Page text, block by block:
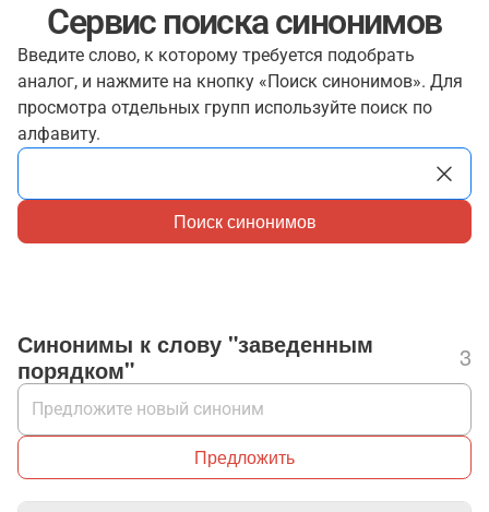
Сервис поиска синонимов
Введите слово, к которому требуется подобрать
аналог, и нажмите на кнопку «Поиск синонимов». Для
просмотра отдельных групп используйте поиск по
алфавиту.
Поиск синонимов
Синонимы к слову "заведенным
порядком"
3
Предложить